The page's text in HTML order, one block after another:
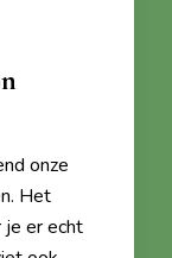
onze
Het
je er echt